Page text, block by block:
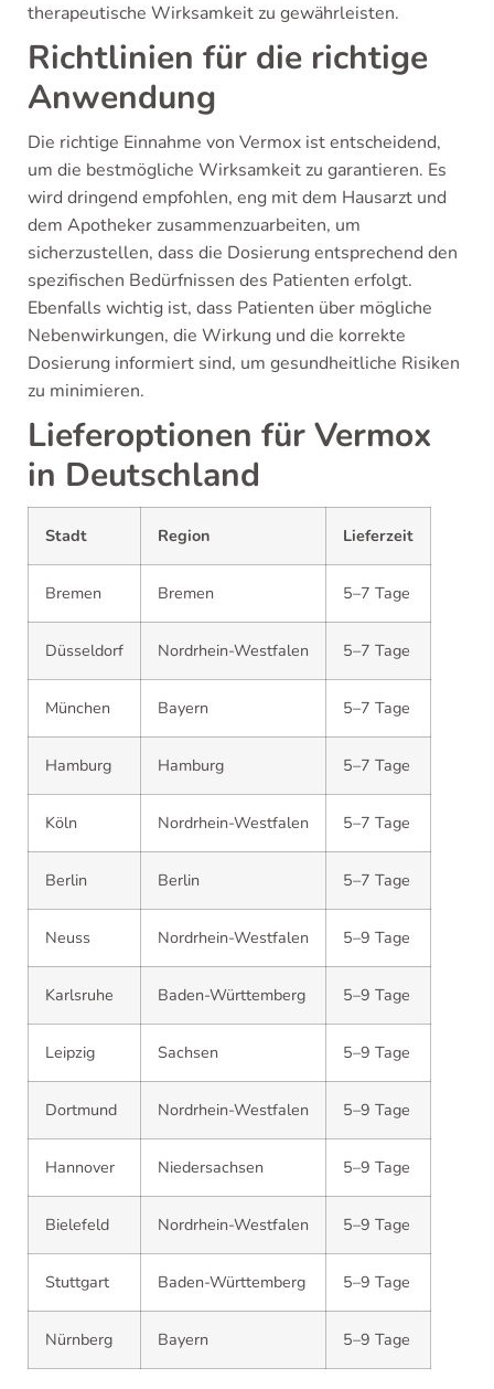
therapeutische Wirksamkeit zu gewährleisten.
Richtlinien für die richtige
Anwendung
Die richtige Einnahme von Vermox ist entscheidend,
um die bestmögliche Wirksamkeit zu garantieren. Es
wird dringend empfohlen, eng mit dem Hausarzt und
dem Apotheker zusammenzuarbeiten, um
sicherzustellen, dass die Dosierung entsprechend den
spezifischen Bedürfnissen des Patienten erfolgt.
Ebenfalls wichtig ist, dass Patienten über mögliche
Nebenwirkungen, die Wirkung und die korrekte
Dosierung informiert sind, um gesundheitliche Risiken
zu minimieren.
Lieferoptionen für Vermox
in Deutschland
Stadt Region Lieferzeit
Bremen Bremen 5–7 Tage
Düsseldorf Nordrhein-Westfalen 5–7 Tage
München Bayern 5–7 Tage
Hamburg Hamburg 5–7 Tage
Köln Nordrhein-Westfalen 5–7 Tage
Berlin Berlin 5–7 Tage
Neuss Nordrhein-Westfalen 5–9 Tage
Karlsruhe Baden-Württemberg 5–9 Tage
Leipzig Sachsen 5–9 Tage
Dortmund Nordrhein-Westfalen 5–9 Tage
Hannover Niedersachsen 5–9 Tage
Bielefeld Nordrhein-Westfalen 5–9 Tage
Stuttgart Baden-Württemberg 5–9 Tage
Nürnberg Bayern 5–9 Tage